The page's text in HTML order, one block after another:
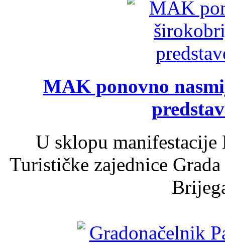
MAK ponovno
U sklopu
Turističke zajednice